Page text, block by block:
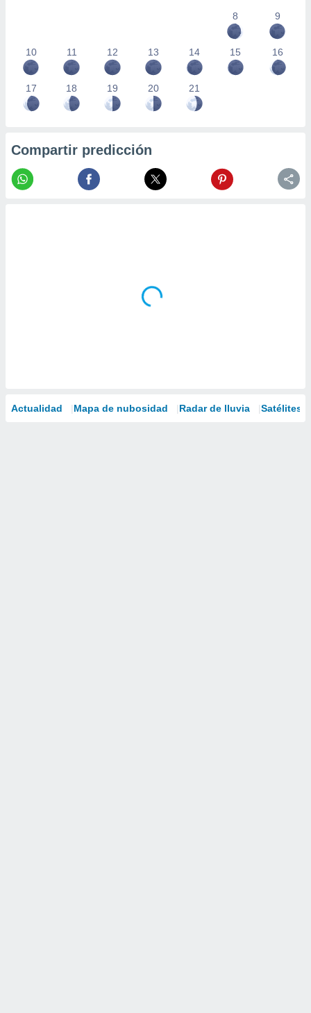
8
9
10 11 12 13 14 15 16
17 18 19 20 21
Compartir predicción
Actualidad Mapa de nubosidad Radar de lluvia Satélites